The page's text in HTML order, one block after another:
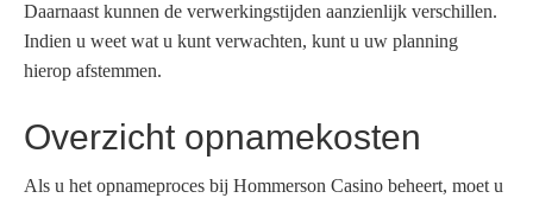
Daarnaast kunnen de verwerkingstijden aanzienlijk verschillen.
Indien u weet wat u kunt verwachten, kunt u uw planning
hierop afstemmen.
Overzicht opnamekosten
Als u het opnameproces bij Hommerson Casino beheert, moet u